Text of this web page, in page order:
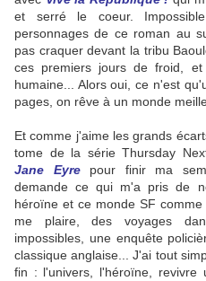
et serré le coeur.
personnages de ce roman au
pas craquer devant la tribu
ces premiers jours de froid,
humaine... Alors oui, ce n'est
pages, on rêve à un monde
Et comme j'aime les grands
tome de la série Thursday
Jane Eyrepour finir ma
demande ce qui m'a pris de
héroïne et ce monde SF
me plaire, des voyages
impossibles, une enquête
classique anglaise... J'ai tout
fin : l'univers, l'héroïne,